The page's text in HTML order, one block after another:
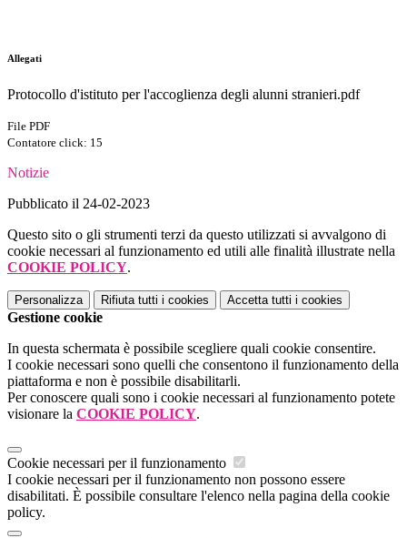
Allegati
Protocollo d'istituto per l'accoglienza degli alunni stranieri.pdf
File PDF
Contatore click: 15
Notizie
Pubblicato il 24-02-2023
Questo sito o gli strumenti terzi da questo utilizzati si avvalgono di
cookie necessari al funzionamento ed utili alle finalità illustrate nella
COOKIE POLICY.
Personalizza Rifiuta tutti i cookies Accetta tutti i cookies
Gestione cookie
In questa schermata è possibile scegliere quali cookie consentire.
I cookie necessari sono quelli che consentono il funzionamento della
piattaforma e non è possibile disabilitarli.
Per conoscere quali sono i cookie necessari al funzionamento potete
visionare la COOKIE POLICY.
Cookie necessari per il funzionamento
I cookie necessari per il funzionamento non possono essere
disabilitati. È possibile consultare l'elenco nella pagina della cookie
policy.